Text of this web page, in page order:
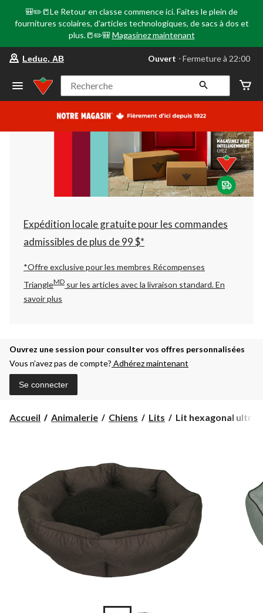
🎒✏️📒Le Retour en classe commence ici. Faites le plein de
fournitures scolaires, d'articles technologiques, de sacs à dos et
plus.📒✏️🎒 Magasinez maintenant
votre
préféré
Leduc,
AB,
courament
Fermeture
à
22:00
cliquer
pour
changer
Leduc, AB Ouvert ⋅ Fermeture à 22:00
Recherche
Expédition locale gratuite pour les commandes
admissibles de plus de 99 $*
*Offre exclusive pour les membres Récompenses
TriangleMD sur les articles avec la livraison standard.En
savoir plus
Ouvrez une session pour consulter vos offres personnalisées
Vous n’avez pas de compte? Adhérez maintenant
Se connecter
Accueil Animalerie Chiens Lits
Lit
Lit hexagonal ultra